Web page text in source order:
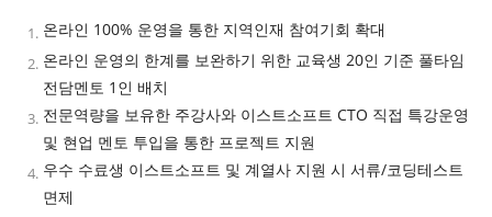
워
와
온라인 100% 운영을 통한 지역인재 참여기회 확대
온라인 운영의 한계를 보완하기 위한 교육생 20인 기준 풀타임
전담멘토 1인 배치
전문역량을 보유한 주강사와 이스트소프트 CTO 직접 특강운영
및 현업 멘토 투입을 통한 프로젝트 지원
우수 수료생 이스트소프트 및 계열사 지원 시 서류/코딩테스트
면제